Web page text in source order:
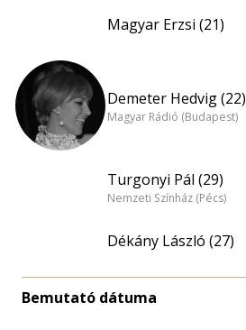
Magyar Erzsi (21)
Demeter Hedvig (22)
Magyar Rádió (Budapest)
Turgonyi Pál (29)
Nemzeti Színház (Pécs)
Dékány László (27)
Bemutató dátuma